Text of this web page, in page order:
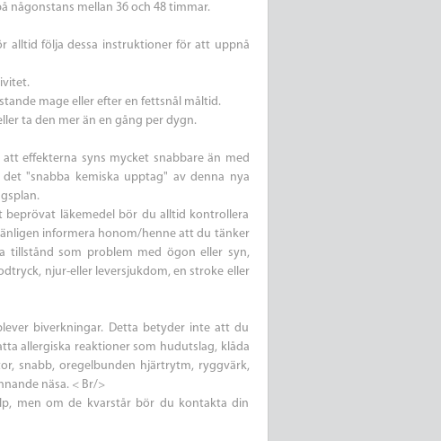
någonstans mellan 36 och 48 timmar.
alltid följa dessa instruktioner för att uppnå
mage eller efter en fettsnål måltid.
ta den mer än en gång per dygn.
effekterna syns mycket snabbare än med
"snabba kemiska upptag" av denna nya
beprövat läkemedel bör du alltid kontrollera
informera honom/henne att du tänker
tillstånd som problem med ögon eller syn,
njur-eller leversjukdom, en stroke eller
biverkningar. Detta betyder inte att du
allergiska reaktioner som hudutslag, klåda
snabb, oregelbunden hjärtrytm, ryggvärk,
näsa. < Br/>
men om de kvarstår bör du kontakta din